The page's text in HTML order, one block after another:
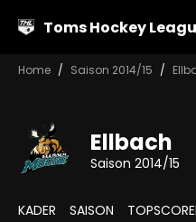
Toms Hockey
Home Saison 2014/15
Ellbach
Saison 2014/15
KADER SAISON